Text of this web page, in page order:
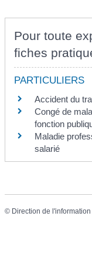
Pour toute
fiches
PARTICULIERS
Accident du
Congé de
fonction
Maladie
salarié
© Direction de